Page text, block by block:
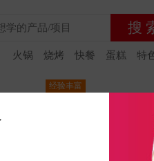
搜
火锅 烧烤 快餐 蛋糕 特
经验丰富